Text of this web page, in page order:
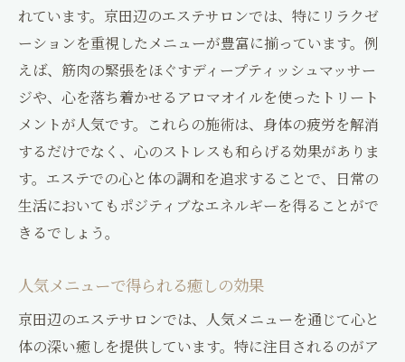
れています。京田辺のエステサロンでは、特にリラクゼ
ーションを重視したメニューが豊富に揃っています。例
えば、筋肉の緊張をほぐすディープティッシュマッサー
ジや、心を落ち着かせるアロマオイルを使ったトリート
メントが人気です。これらの施術は、身体の疲労を解消
するだけでなく、心のストレスも和らげる効果がありま
す。エステでの心と体の調和を追求することで、日常の
生活においてもポジティブなエネルギーを得ることがで
きるでしょう。
人気メニューで得られる癒しの効果
京田辺のエステサロンでは、人気メニューを通じて心と
体の深い癒しを提供しています。特に注目されるのがア